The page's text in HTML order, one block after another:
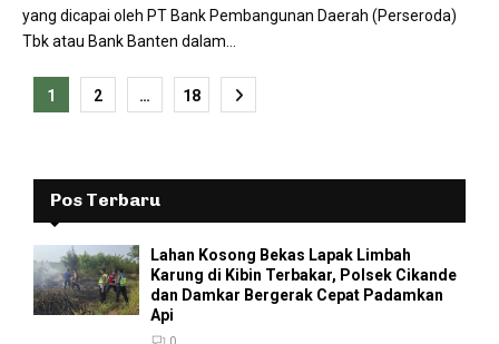
yang dicapai oleh PT Bank Pembangunan Daerah (Perseroda)
Tbk atau Bank Banten dalam...
Paginasi
1 2 … 18
Pos Terbaru
Lahan Kosong Bekas Lapak Limbah
Karung di Kibin Terbakar, Polsek Cikande
dan Damkar Bergerak Cepat Padamkan
Api